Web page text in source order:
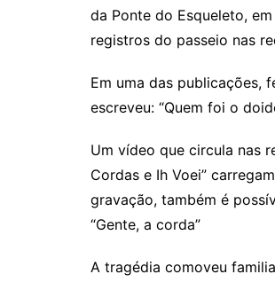
da Ponte do Esqueleto,
registros do passeio nas
Em uma das publicações,
escreveu: “Quem foi o
Um vídeo que circula nas
Cordas e Ih Voei”
gravação, também é
“Gente, a corda”
A tragédia comoveu